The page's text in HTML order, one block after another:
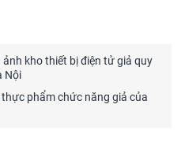
ảnh kho thiết bị điện tử giả quy
Nội
phẩm chức năng giả của